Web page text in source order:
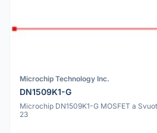
Microchip Technology Inc.
DN1509K1-G
Microchip DN1509K1-G MOSFET a
23